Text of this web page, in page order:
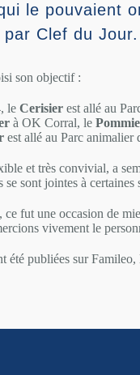
le pouvaient
Clef du Jour.
son objectif :
leCerisier est allé au
à OK Corral, le
est allé au Parc animalier
et très convivial, a
sont jointes à certaines
ce fut une occasion de
vivement le
été publiées sur